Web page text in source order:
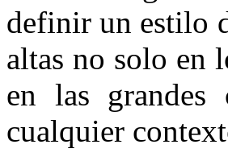
definir un estilo
altas no solo en
en las
cualquier